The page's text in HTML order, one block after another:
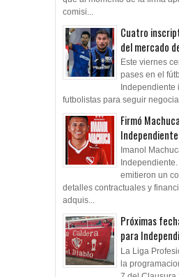
comisi...
Cuatro
del mercado
Este viernes
pases en el
Independiente
futbolistas para seguir
Firmó
Independiente
Imanol
emitieron un
detalles contractuales y
adquis...
Próximas
para
La Liga
la